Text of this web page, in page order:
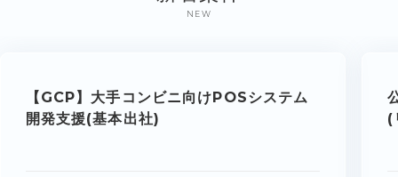
NEW
【GCP】大手コンビニ向けPOSシステム
開発支援(基本出社)
(